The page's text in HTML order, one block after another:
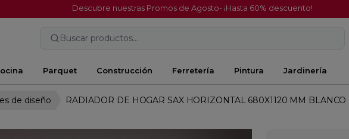
Descubre nuestras Promos de Agosto- ¡Hasta 60% descuento!
Buscar productos...
Parquet Construcción Ferretería Pintura Jardinería
de diseño RADIADOR DE HOGAR SAX HORIZONTAL 680X1120 MM BLANCO